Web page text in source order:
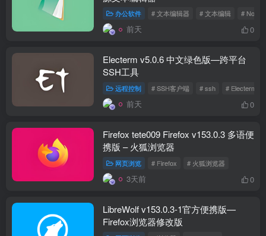
办公软件 # 文本编辑器 # 文本编辑 #
前天 0
Electerm v5.0.6 中文绿色版—跨平台
SSH工具
远程控制 # SSH客户端 # ssh # Electerm
前天 0
Firefox tete009 Firefox v153.0.3 多语便
携版 – 火狐浏览器
网页浏览 # Firefox # 火狐浏览器
3天前 0
LibreWolf v153.0.3-1官方便携版—
Firefox浏览器修改版